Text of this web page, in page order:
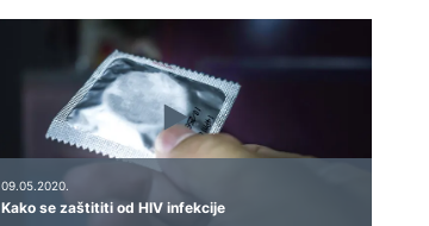
09.05.2020.
Kako se zaštititi od HIV infekcije